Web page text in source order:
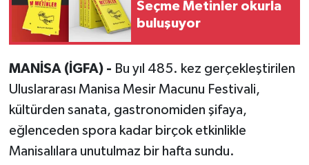
Seçme Metinler okurla
buluşuyor
MANİSA (İGFA) - Bu yıl 485. kez gerçekleştirilen
Uluslararası Manisa Mesir Macunu Festivali,
kültürden sanata, gastronomiden şifaya,
eğlenceden spora kadar birçok etkinlikle
Manisalılara unutulmaz bir hafta sundu.